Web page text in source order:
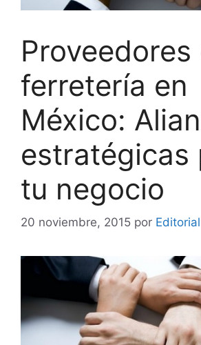
Proveedores
ferretería en
México:
estratégicas
tu negocio
20 noviembre, 2015 por